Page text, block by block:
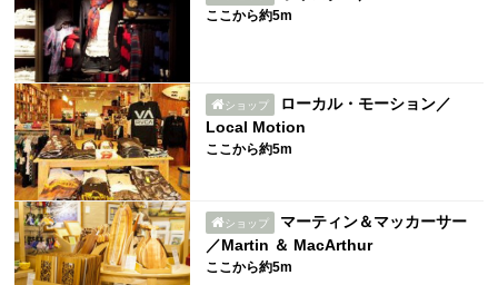
ここから約5m
ショップ
ローカル・モーション／
Local Motion
ここから約5m
ショップ
マーティン＆マッカーサー
／Martin ＆ MacArthur
ここから約5m